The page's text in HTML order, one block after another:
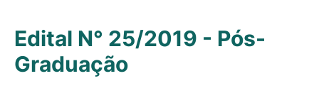
Edital N° 25/2019 - Pós-
Graduação